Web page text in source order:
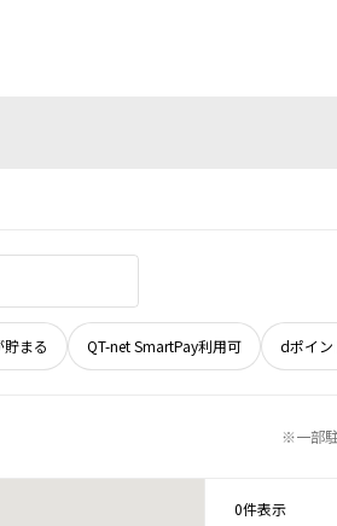
まる QT-net SmartPay利用可 dポイン
※一部
0件表示